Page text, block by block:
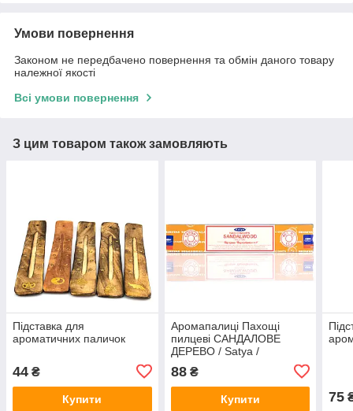
Умови повернення
Законом не передбачено повернення та обмін даного товару
належної якості
Всі умови повернення
З цим товаром також замовляють
Підставка для
ароматичних паличок
44 ₴
Купити
Аромапалиці Пахощі
пилцеві САНДАЛОВЕ
ДЕРЕВО / Satya /
88₴
Купити 75